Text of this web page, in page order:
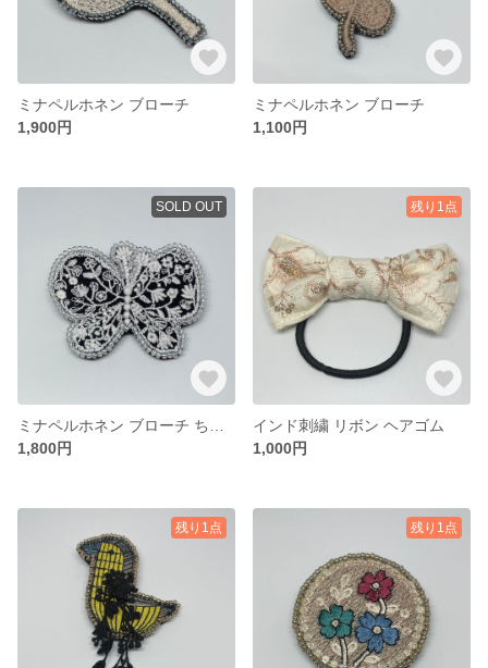
ミナペルホネン ブローチ
1,900円
ミナペルホネン ブローチ
1,100円
SOLD OUT
1,800円
残り1点
インド刺繍 リボン ヘアゴム
1,000円
残り1点 残り1点